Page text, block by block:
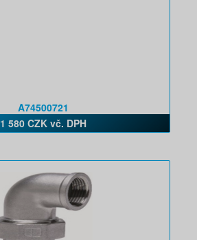
A74500721
1 580 CZK vč. DPH